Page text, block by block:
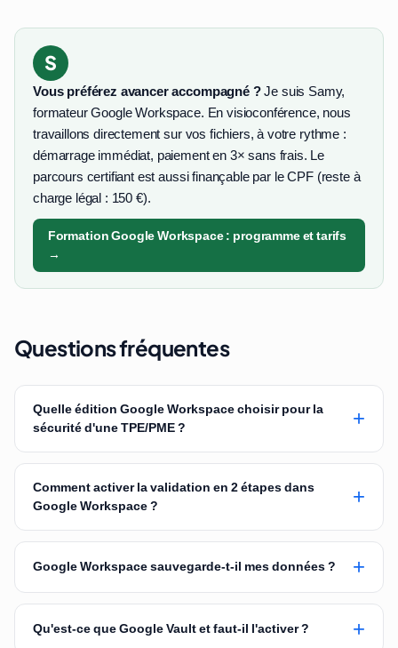
S
Vous préférez avancer accompagné ?Je suis Samy,
formateur Google Workspace. En visioconférence, nous
travaillons directement sur vos fichiers, à votre rythme :
démarrage immédiat, paiement en 3× sans frais. Le
parcours certifiant est aussi finançable par le CPF (reste à
charge légal : 150 €).
Formation Google Workspace : programme et tarifs
→
Questions fréquentes
Quelle édition Google Workspace choisir pour la
sécurité d'une TPE/PME ?
+
Comment activer la validation en 2 étapes dans
Google Workspace ?
+
Google Workspace sauvegarde-t-il mes données ? +
Qu'est-ce que Google Vault et faut-il l'activer ? +